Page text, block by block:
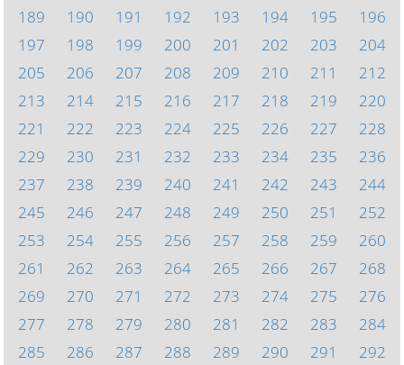
189
190 191 192 193 194 195
196
197
198 199 200 201 202 203
204
205
206 207 208 209 210 211
212
213
214 215 216 217 218 219
220
221
222 223 224 225 226 227
228
229
230 231 232 233 234 235
236
237
238 239 240 241 242 243
244
245
246 247 248 249 250 251
252
253
254 255 256 257 258 259
260
261
262 263 264 265 266 267
268
269
270 271 272 273 274 275
276
277
278 279 280 281 282 283
284
285
286 287 288 289 290 291
292